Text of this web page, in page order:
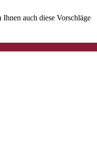
auch diese Vorschläge